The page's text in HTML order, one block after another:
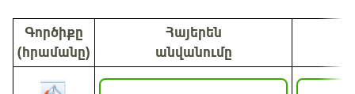
Գործիքը
(հրամանը)
Հայերեն
անվանումը